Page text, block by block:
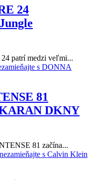
24
patrí medzi veľmi...
81
DKNY
81 začína...